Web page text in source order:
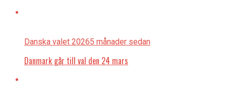
Danska valet 20265 månader sedan
Danmark går till val den 24 mars